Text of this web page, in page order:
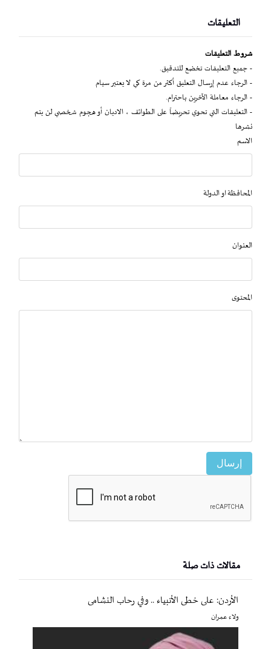
التعليقات
شروط التعليقات
- جميع التعليقات تخضع للتدقيق.
- الرجاء عدم إرسال التعليق أكثر من مرة كي لا يعتبر سبام
- الرجاء معاملة الآخرين باحترام.
- التعليقات التي تحوي تحريضاً على الطوائف ، الاديان أو هجوم شخصي لن يتم
نشرها
الاسم
المحافظة او الدولة
العنوان
المحتوى
إرسال
مقالات ذات صلة
الأردن: على خطى الأنبياء .. وفي رحاب النشامى
ولاء عمران